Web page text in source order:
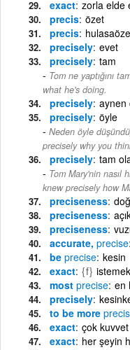
exact zorla elde
precis özet
precis
precisely evet
precisely tam
Tom ne yaptığını
what he's doing.
precisely aynen
precisely öyle
Neden öyle
precisely why you
precisely tam
Tom Mary'nin nasıl
knew precisely how
preciseness
preciseness
preciseness
accurate, precise
be precise kesin
exact {f} istemek
most precise en
precisely
to be more
exact çok
exact her şeyin